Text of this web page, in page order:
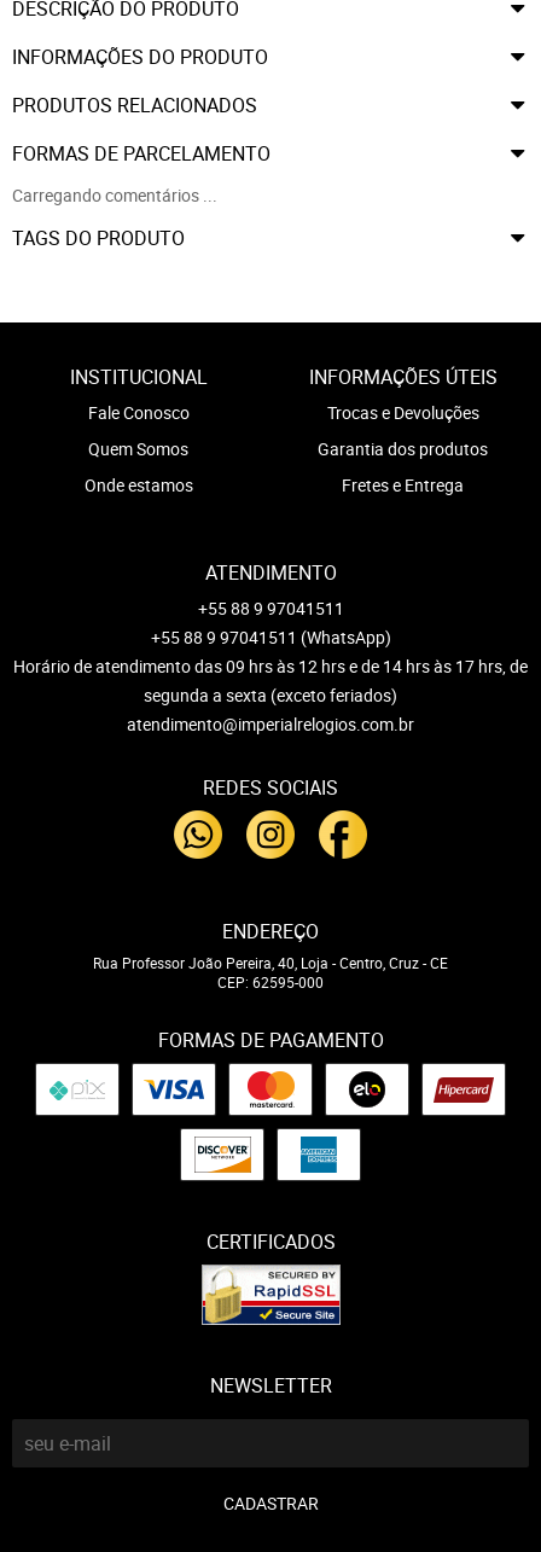
DESCRIÇÃO DO PRODUTO
INFORMAÇÕES DO PRODUTO
PRODUTOS RELACIONADOS
FORMAS DE PARCELAMENTO
Carregando comentários ...
TAGS DO PRODUTO
INSTITUCIONAL
Fale Conosco
Quem Somos
Onde estamos
INFORMAÇÕES ÚTEIS
Trocas e Devoluções
Garantia dos produtos
Fretes e Entrega
ATENDIMENTO
+55 88 9 97041511
+55 88 9 97041511 (WhatsApp)
Horário de atendimento das 09 hrs às 12 hrs e de 14 hrs às 17 hrs, de
segunda a sexta (exceto feriados)
atendimento@imperialrelogios.com.br
REDES SOCIAIS
ENDEREÇO
Rua Professor João Pereira, 40, Loja -Centro, Cruz-CE
CEP: 62595-000
FORMAS DE PAGAMENTO
CERTIFICADOS
NEWSLETTER
CADASTRAR